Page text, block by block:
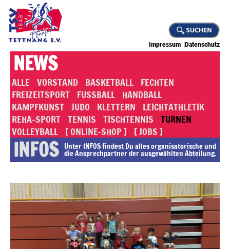
Impressum Datenschutz
NEWS
ALLE VORSTAND BASKETBALL FECHTEN
FREIZEITSPORT FUSSBALL HANDBALL
KAMPFKUNST JUDO KLETTERN
LEICHTATHLETIK
REHA-SPORT TENNIS TISCHTENNIS TURNEN
VOLLEYBALL [ ONLINE-SHOP ] [ JOBS ]
INFOS Unter INFOS findest Du alles or­ga­ni­sa­to­rische und
die An­sprech­part­ner der ausgewählten Abteilung.